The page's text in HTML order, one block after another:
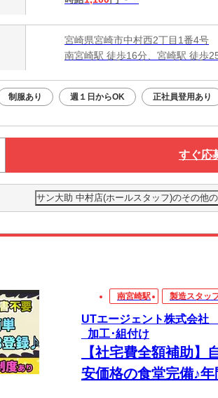
宮崎県宮崎市中村西2丁目1番4号
南宮崎駅 徒歩16分、宮崎駅 徒歩
制服あり 週１日からOK 正社員登用あり
すぐ応
サン大助 中村店(ホールスタッフ)のその他
南宮崎駅 製造スタッ
UTエージェント株式会社
_加工･組付け
【社宅費全額補助】
安価格の食堂完備♪